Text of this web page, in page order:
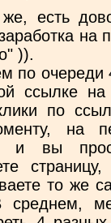
есть
)).
по очереди
ссылке
по
на
и вы
то же
среднем,